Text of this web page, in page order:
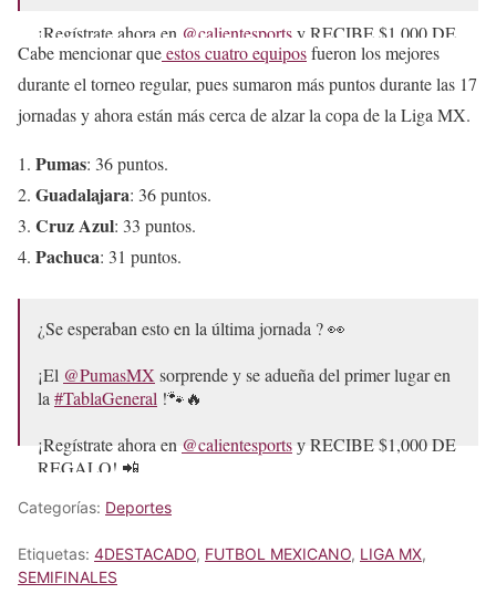
¡Regístrate ahora en @calientesportsy RECIBE $1,000 DE
REGALO para comenzar a apostar! 📲 Da clic aquí:
https://t.co/ydZDyHivMI🔥
#MásAcciónMásDiversión
#ConMéxicoC26
pic.twitter.com/JuHJuj9pfw
— Liga BBVA MX (@LigaBBVAMX)
Cabe mencionar queestos cuatro equiposfueron los mejores
durante el torneo regular, pues sumaron más puntos durante las 17
jornadas y ahora están más cerca de alzar la copa de la Liga MX.
Pumas: 36 puntos.
Guadalajara: 36 puntos.
Cruz Azul: 33 puntos.
Pachuca: 31 puntos.
¿Se esperaban esto en la última jornada ? 👀
¡El @PumasMX sorprende y se adueña del primer lugar en
la#TablaGeneral !🐾🔥
¡Regístrate ahora en @calientesportsу RECIBE $1,000 DE
REGALO! 📲
#MásAcciónMásDiversión
— Liga BBVA MX (@LigaBBVAMX)
Categorías: Deportes
Etiquetas: 4DESTACADO, FUTBOL MEXICANO, LIGA MX,
SEMIFINALES